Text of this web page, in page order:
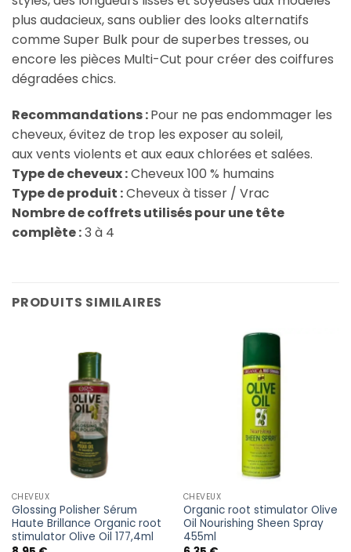
plus audacieux, sans oublier des looks alternatifs
comme Super Bulk pour de superbes tresses, ou
encore les pièces Multi-Cut pour créer des coiffures
dégradées chics.
Recommandations :Pour ne pas endommager les
cheveux, évitez de trop les exposer au soleil,
aux vents violents et aux eaux chlorées et salées.
Type de cheveux :Cheveux 100 % humains
Type de produit :Cheveux à tisser / Vrac
Nombre de coffrets utilisés pour une tête
complète :3 à 4
PRODUITS SIMILAIRES
CHEVEUX
Glossing Polisher Sérum
Haute Brillance Organic root
stimulator Olive Oil 177,4ml
CHEVEUX
Organic root stimulator Olive
Oil Nourishing Sheen Spray
455ml